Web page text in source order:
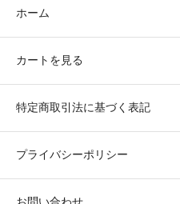
ホーム
カートを見る
特定商取引法に基づく表記
プライバシーポリシー
お問い合わせ